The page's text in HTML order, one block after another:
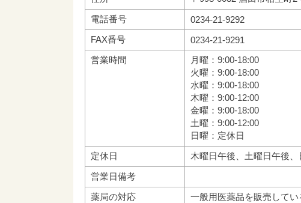
電話番号
0234-21-9292
FAX番号
0234-21-9291
営業時間
月曜：9:00-18:00
火曜：9:00-18:00
水曜：9:00-18:00
木曜：9:00-12:00
金曜：9:00-18:00
土曜：9:00-12:00
日曜：定休日
定休日
木曜日午後、土曜日午後、
営業日備考
薬局の対応
一般用医薬品を販売してい